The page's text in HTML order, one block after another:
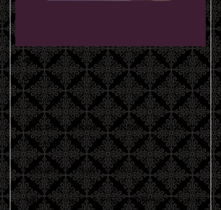
今週♪
2021.11.15
こんばんはᙏ̤̫͚
先週は本指さんや初めましてのお兄さんにたくさん会えまし
た(๑ت๑)
本当にありがとうございました✩︎⡱
今週は夜メインになりますので、お時間みつけて会いに来て